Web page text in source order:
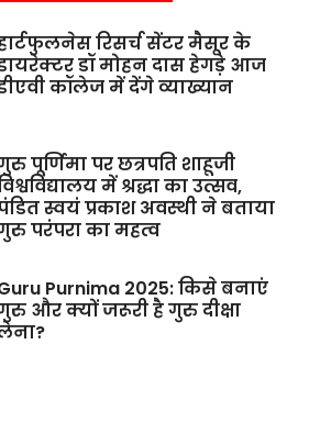
रिसर्च सेंटर मैसूर के
डॉ मोहन दास हेगड़े आज
कॉलेज में देंगे व्याख्यान
पूर्णिमा पर छत्रपति शाहूजी
में श्रद्धा का उत्सव,
स्वयं प्रकाश अवस्थी ने बताया
परंपरा का महत्व
Purnima 2025: किसे बनाएं
और क्यों जरूरी है गुरु दीक्षा